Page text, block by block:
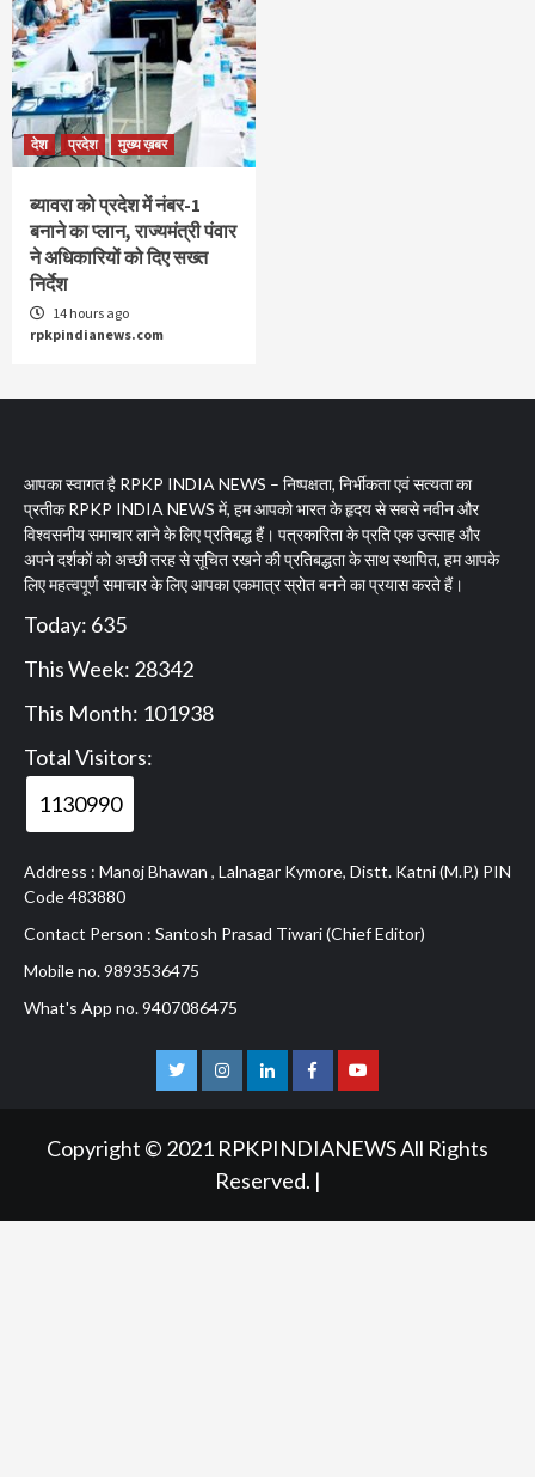
देश प्रदेश मुख्य ख़बर
ब्यावरा को प्रदेश में नंबर-1
बनाने का प्लान, राज्यमंत्री पंवार
ने अधिकारियों को दिए सख्त
निर्देश
14 hours ago
rpkpindianews.com
आपका स्वागत है RPKP INDIA NEWS – निष्पक्षता, निर्भीकता एवं सत्यता का
प्रतीक RPKP INDIA NEWS में, हम आपको भारत के हृदय से सबसे नवीन और
विश्वसनीय समाचार लाने के लिए प्रतिबद्ध हैं। पत्रकारिता के प्रति एक उत्साह और
अपने दर्शकों को अच्छी तरह से सूचित रखने की प्रतिबद्धता के साथ स्थापित, हम आपके
लिए महत्वपूर्ण समाचार के लिए आपका एकमात्र स्रोत बनने का प्रयास करते हैं।
Today: 635
This Week: 28342
This Month: 101938
Total Visitors:
1130990
Address : Manoj Bhawan , Lalnagar Kymore, Distt. Katni (M.P.) PIN
Code 483880
Contact Person : Santosh Prasad Tiwari (Chief Editor)
Mobile no. 9893536475
What's App no. 9407086475
TwitterInstagramLinkedlnFacebookYoutube
Copyright © 2021 RPKPINDIANEWS All Rights
Reserved. |